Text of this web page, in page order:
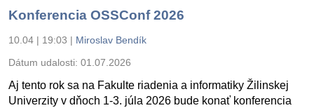
Konferencia OSSConf 2026
10.04 | 19:03 | Miroslav Bendík
Dátum udalosti: 01.07.2026
Aj tento rok sa na Fakulte riadenia a informatiky Žilinskej
Univerzity v dňoch 1-3. júla 2026 bude konať konferencia